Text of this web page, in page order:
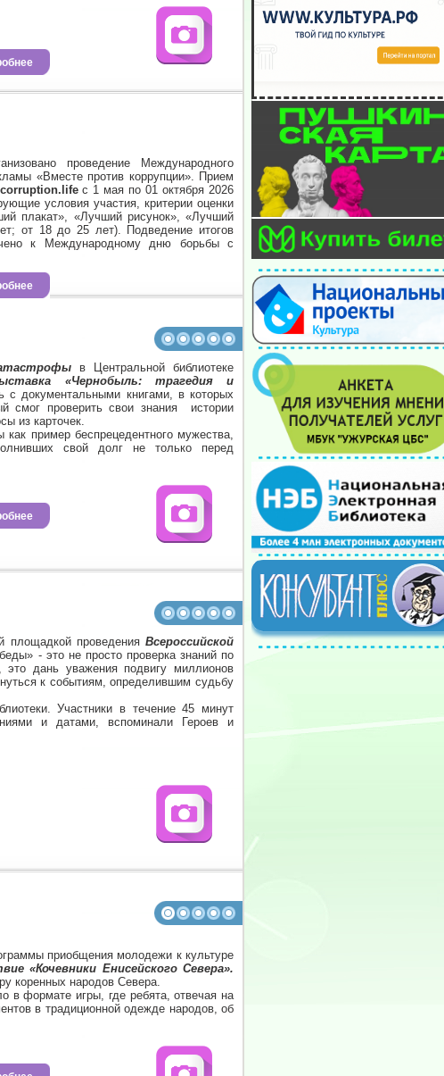
проведение Международного
«Вместе против коррупции». Прием
с 1 мая по 01 октября 2026
условия участия, критерии оценки
плакат», «Лучший рисунок», «Лучший
от 18 до 25 лет).
Подведение итогов
к Международному дню борьбы с
в Центральной библиотеке
«Чернобыль: трагедия и
с документальными книгами, в которых
смог проверить свои знания истории
из карточек.
как пример беспрецедентного мужества,
свой долг не только перед
площадкой проведенияВсероссийской
- это не просто проверка знаний по
это дань уважения подвигу миллионов
к событиям, определившим судьбу
Участники в течение 45 минут
и датами, вспоминали Героев и
приобщения молодежи к культуре
«Кочевники Енисейского Севера».
коренных народов Севера.
в формате игры, где ребята, отвечая на
в традиционной одежде народов, об